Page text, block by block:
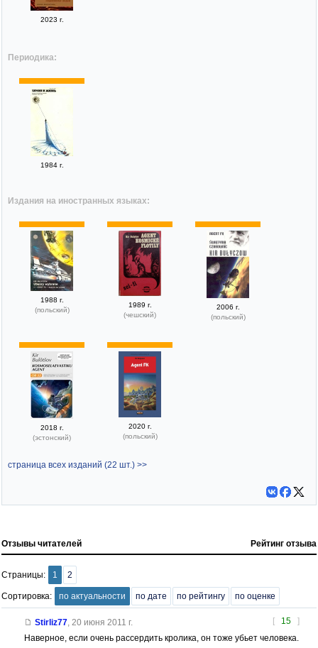
2023 г.
Периодика:
1984 г.
Издания на иностранных языках:
1988 г.
(польский)
1989 г.
(чешский)
2006 г.
(польский)
2018 г.
(эстонский)
2020 г.
(польский)
страница всех изданий (22 шт.) >>
Отзывы читателей Рейтинг отзыва
Страницы: 1 2
Сортировка: по актуальности по дате по рейтингу по оценке
[ 15 ]
Stirliz77, 20 июня 2011 г.
Наверное, если очень рассердить кролика, он тоже убьет человека.